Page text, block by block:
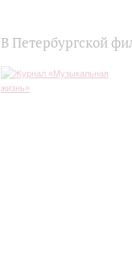
В Петербургской